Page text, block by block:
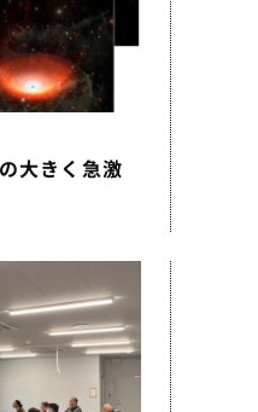
大きく急激